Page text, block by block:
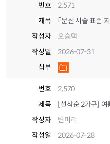
번호
2,571
제목
「문신 시술 표준
작성자
오승택
작성일
2026-07-31
첨부
번호
2,570
제목
[선착순 2가구] 여
작성자
변미리
작성일
2026-07-28